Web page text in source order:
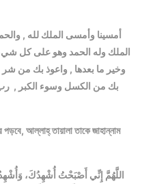
أمسينا وأمسى الملك لله ,
الملك وله الحمد وهو على كل
وخير ما بعدها , واعوذ بك من شر
بك من الكسل وسوء الكبر ,
আল্লাহ্‌ তায়ালা তাকে জাহান্নাম
اللَّهُمَّ إِنِّي أَصْبَحْتُ أُشْهِدُكَ،